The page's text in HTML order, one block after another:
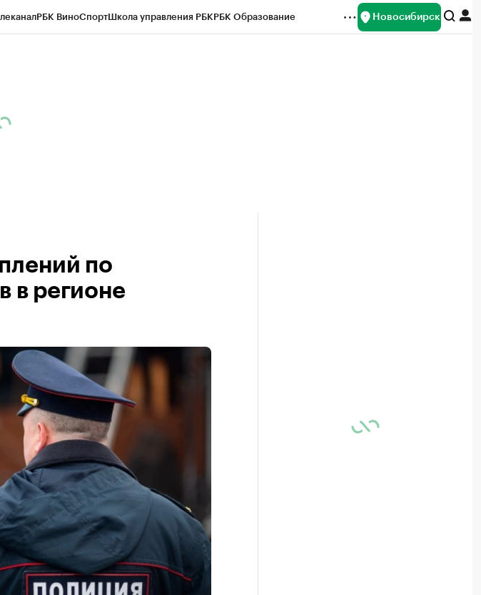
РБК ВиноСпортШкола управления РБКРБК Образование Новосибирск
по
в регионе